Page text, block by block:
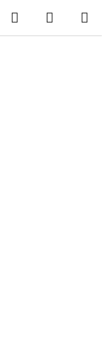
Hledat
KOŠÍK